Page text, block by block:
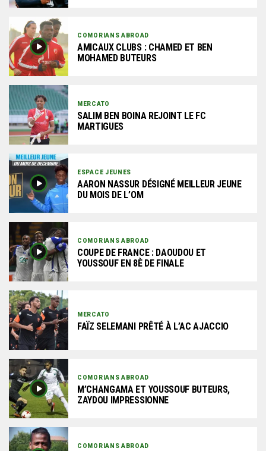
COMORIANS ABROAD
AMICAUX CLUBS : CHAMED ET BEN
MOHAMED BUTEURS
MERCATO
SALIM BEN BOINA REJOINT LE FC
MARTIGUES
ESPACE JEUNES
AARON NASSUR DÉSIGNÉ MEILLEUR JEUNE
DU MOIS DE L’OM
COMORIANS ABROAD
COUPE DE FRANCE : DAOUDOU ET
YOUSSOUF EN 8È DE FINALE
MERCATO
FAÏZ SELEMANI PRÊTÉ À L’AC AJACCIO
COMORIANS ABROAD
M’CHANGAMA ET YOUSSOUF BUTEURS,
ZAYDOU IMPRESSIONNE
COMORIANS ABROAD